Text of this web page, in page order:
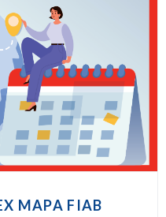
MAPA FIAB